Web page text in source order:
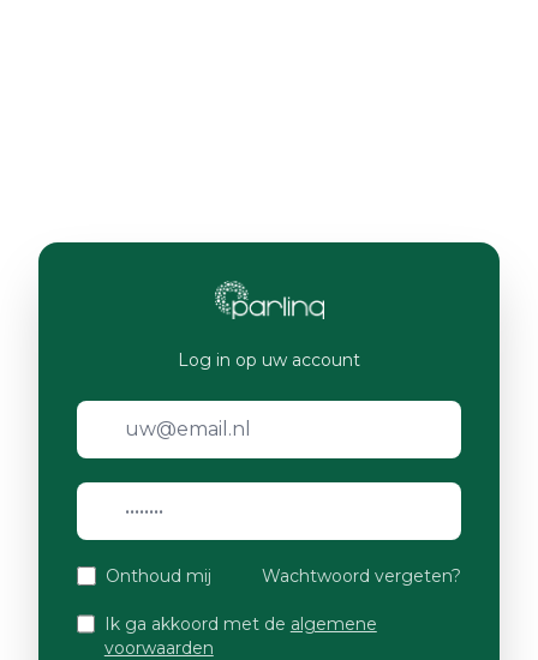
Log in op uw account
Onthoud mij Wachtwoord vergeten?
Ik ga akkoord met de algemene
voorwaarden